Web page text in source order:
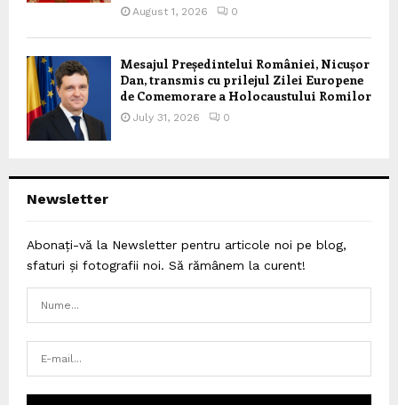
August 1, 2026 0
Mesajul Președintelui României, Nicușor
Dan, transmis cu prilejul Zilei Europene
de Comemorare a Holocaustului Romilor
July 31, 2026 0
Newsletter
Abonați-vă la Newsletter pentru articole noi pe blog,
sfaturi și fotografii noi. Să rămânem la curent!